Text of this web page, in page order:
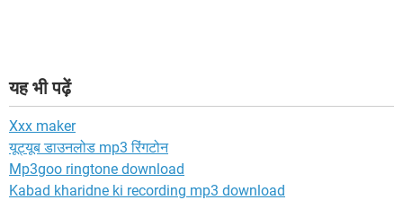
यह भी पढ़ें
Xxx maker
यूट्यूब डाउनलोड mp3 रिंगटोन
Mp3goo ringtone download
Kabad kharidne ki recording mp3 download